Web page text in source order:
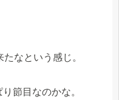
なという感じ。
節目なのかな。